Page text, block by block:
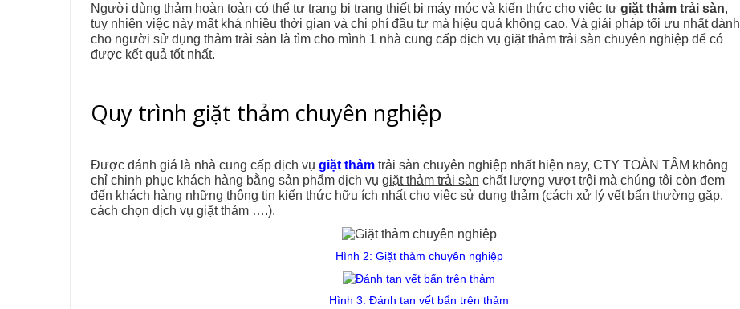
Người dùng thảm hoàn toàn có thể tự trang bị trang thiết bị máy móc và kiến thức cho việc tự giặt thảm trải sàn,
tuy nhiên việc này mất khá nhiều thời gian và chi phí đầu tư mà hiệu quả không cao. Và giải pháp tối ưu nhất dành
cho người sử dụng thảm trải sàn là tìm cho mình 1 nhà cung cấp dịch vụ giặt thảm trải sàn chuyên nghiệp để có
được kết quả tốt nhất.
Quy trình giặt thảm chuyên nghiệp
Được đánh giá là nhà cung cấp dịch vụ giặt thảm trải sàn chuyên nghiệp nhất hiện nay, CTY TOÀN TÂM không
chỉ chinh phục khách hàng bằng sản phẩm dịch vụ giặt thảm trải sàn chất lượng vượt trội mà chúng tôi còn đem
đến khách hàng những thông tin kiến thức hữu ích nhất cho viêc sử dụng thảm (cách xử lý vết bẩn thường gặp,
cách chọn dịch vụ giặt thảm ….).
Hình 2: Giặt thảm chuyên nghiệp
Hình 3: Đánh tan vết bẩn trên thảm